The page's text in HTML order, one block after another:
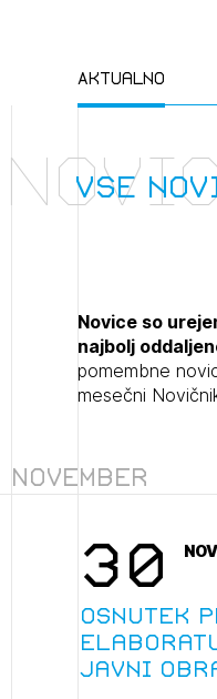
Aktualno
Novice
Dogodki
vse
Novice so
najbolj
pomembne
mesečni
November
30
Osnutek
javni